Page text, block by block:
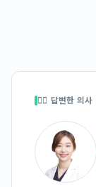
👩‍⚕️ 답변한 의사